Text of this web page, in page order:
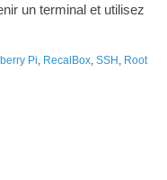
un terminal et utilisez
Pi RecalBox, SSH Root